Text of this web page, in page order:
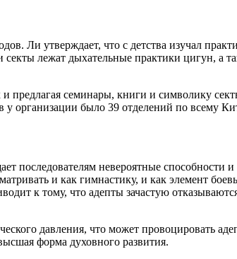
Ли утверждает, что с детства изучал
лежат дыхательные практики цигун, а
семинары, книги и символику
организации было 39 отделений по всему
последователям невероятные
и как гимнастику, и как элемент
к тому, что адепты зачастую
давления, что может провоцировать
форма духовного развития.